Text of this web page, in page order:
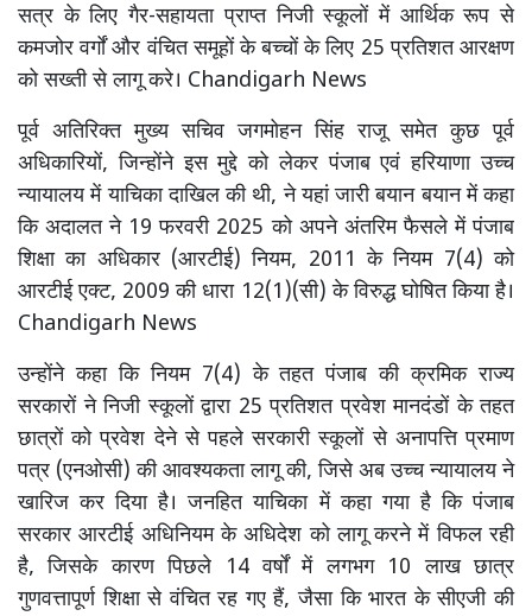
सत्र के लिए गैर-सहायता प्राप्त निजी स्कूलों में आर्थिक रूप से
कमजोर वर्गों और वंचित समूहों के बच्चों के लिए 25 प्रतिशत आरक्षण
को सख्ती से लागू करे। Chandigarh News
पूर्व अतिरिक्त मुख्य सचिव जगमोहन सिंह राजू समेत कुछ पूर्व
अधिकारियों, जिन्होंने इस मुद्दे को लेकर पंजाब एवं हरियाणा उच्च
न्यायालय में याचिका दाखिल की थी, ने यहां जारी बयान बयान में कहा
कि अदालत ने 19 फरवरी 2025 को अपने अंतरिम फैसले में पंजाब
शिक्षा का अधिकार (आरटीई) नियम, 2011 के नियम 7(4) को
आरटीई एक्ट, 2009 की धारा 12(1)(सी) के विरुद्ध घोषित किया है।
Chandigarh News
उन्होंने कहा कि नियम 7(4) के तहत पंजाब की क्रमिक राज्य
सरकारों ने निजी स्कूलों द्वारा 25 प्रतिशत प्रवेश मानदंडों के तहत
छात्रों को प्रवेश देने से पहले सरकारी स्कूलों से अनापत्ति प्रमाण
पत्र (एनओसी) की आवश्यकता लागू की, जिसे अब उच्च न्यायालय ने
खारिज कर दिया है। जनहित याचिका में कहा गया है कि पंजाब
सरकार आरटीई अधिनियम के अधिदेश को लागू करने में विफल रही
है, जिसके कारण पिछले 14 वर्षों में लगभग 10 लाख छात्र
गुणवत्तापूर्ण शिक्षा से वंचित रह गए हैं, जैसा कि भारत के सीएजी की